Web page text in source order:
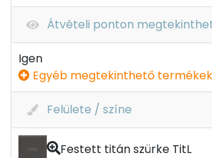
Átvételi ponton
Igen
Egyéb megtekinthető termékek
Felülete / színe
Festett titán szürke TitL